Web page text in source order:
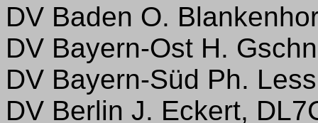
DV Baden O.
DV Bayern-Ost H.
DV Bayern-Süd Ph.
DV Berlin J. Eckert,